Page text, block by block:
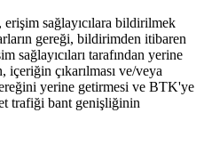
sağlayıcılara bildirilmek
gereği, bildirimden itibaren
sağlayıcıları tarafından yerine
içeriğin çıkarılması ve/veya
yerine getirmesi ve BTK'ye
trafiği bant genişliğinin